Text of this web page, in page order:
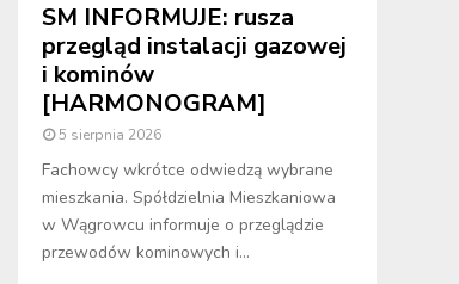
SM INFORMUJE: rusza
przegląd instalacji gazowej
i kominów
[HARMONOGRAM]
5 sierpnia 2026
Fachowcy wkrótce odwiedzą wybrane
mieszkania. Spółdzielnia Mieszkaniowa
w Wągrowcu informuje o przeglądzie
przewodów kominowych i...